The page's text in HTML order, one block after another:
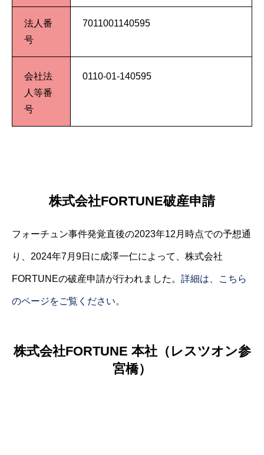
法人番
号
7011001140595
会社法
人等番
号
0110-01-140595
株式会社FORTUNE破産申請
フォーチュン事件発覚直後の2023年12月時点での予想通
り、2024年7月9日に成澤一仁によって、株式会社
FORTUNEの破産申請が行われました。 詳細は、こちら
のページをご覧ください。
株式会社FORTUNE 本社（レスツオン参
宮橋）